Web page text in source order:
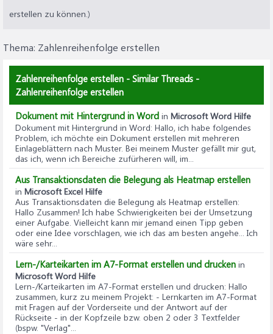
erstellen zu können.)
Thema: Zahlenreihenfolge erstellen
Zahlenreihenfolge erstellen - Similar Threads -
Zahlenreihenfolge erstellen
Dokument mit Hintergrund in Word in Microsoft Word Hilfe
Dokument mit Hintergrund in Word: Hallo, ich habe folgendes
Problem, ich möchte ein Dokument erstellen mit mehreren
Einlageblättern nach Muster. Bei meinem Muster gefällt mir gut,
das ich, wenn ich Bereiche zufürheren will, im...
Aus Transaktionsdaten die Belegung als Heatmap erstellen
in Microsoft Excel Hilfe
Aus Transaktionsdaten die Belegung als Heatmap erstellen:
Hallo Zusammen! Ich habe Schwierigkeiten bei der Umsetzung
einer Aufgabe. Vielleicht kann mir jemand einen Tipp geben
oder eine Idee vorschlagen, wie ich das am besten angehe... Ich
wäre sehr...
Lern-/Karteikarten im A7-Format erstellen und drucken in
Microsoft Word Hilfe
Lern-/Karteikarten im A7-Format erstellen und drucken: Hallo
zusammen, kurz zu meinem Projekt: - Lernkarten im A7-Format
mit Fragen auf der Vorderseite und der Antwort auf der
Rückseite - in der Kopfzeile bzw. oben 2 oder 3 Textfelder
(bspw. "Verlag"...